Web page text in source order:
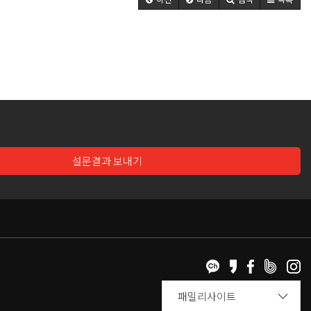
설문결과 보내기